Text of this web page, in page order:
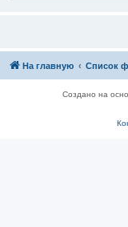
На главную Список
Создано на